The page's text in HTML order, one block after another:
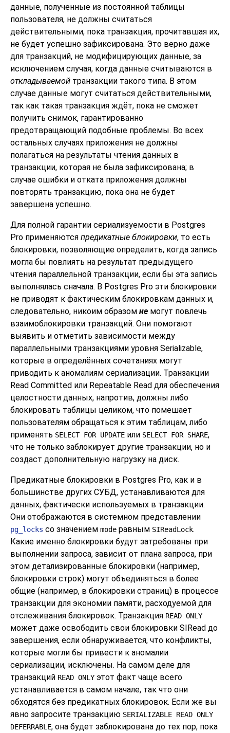
данные, полученные из постоянной таблицы
пользователя, не должны считаться
действительными, пока транзакция, прочитавшая их,
не будет успешно зафиксирована. Это верно даже
для транзакций, не модифицирующих данные, за
исключением случая, когда данные считываются в
откладываемой транзакции такого типа. В этом
случае данные могут считаться действительными,
так как такая транзакция ждёт, пока не сможет
получить снимок, гарантированно
предотвращающий подобные проблемы. Во всех
остальных случаях приложения не должны
полагаться на результаты чтения данных в
транзакции, которая не была зафиксирована; в
случае ошибки и отката приложения должны
повторять транзакцию, пока она не будет
завершена успешно.
Для полной гарантии сериализуемости в Postgres
Pro применяются предикатные блокировки, то есть
блокировки, позволяющие определить, когда запись
могла бы повлиять на результат предыдущего
чтения параллельной транзакции, если бы эта запись
выполнялась сначала. В Postgres Pro эти блокировки
не приводят к фактическим блокировкам данных и,
следовательно, никоим образом не могут повлечь
взаимоблокировки транзакций. Они помогают
выявить и отметить зависимости между
параллельными транзакциями уровня Serializable,
которые в определённых сочетаниях могут
приводить к аномалиям сериализации. Транзакции
Read Committed или Repeatable Read для обеспечения
целостности данных, напротив, должны либо
блокировать таблицы целиком, что помешает
пользователям обращаться к этим таблицам, либо
применять SELECT FOR UPDATE или SELECT FOR SHARE,
что не только заблокирует другие транзакции, но и
создаст дополнительную нагрузку на диск.
Предикатные блокировки в Postgres Pro, как и в
большинстве других СУБД, устанавливаются для
данных, фактически используемых в транзакции.
Они отображаются в системном представлении
pg_locks со значением mode равным SIReadLock.
Какие именно блокировки будут затребованы при
выполнении запроса, зависит от плана запроса, при
этом детализированные блокировки (например,
блокировки строк) могут объединяться в более
общие (например, в блокировки страниц) в процессе
транзакции для экономии памяти, расходуемой для
отслеживания блокировок. Транзакция READ ONLY
может даже освободить свои блокировки SIRead до
завершения, если обнаруживается, что конфликты,
которые могли бы привести к аномалии
сериализации, исключены. На самом деле для
транзакций READ ONLY этот факт чаще всего
устанавливается в самом начале, так что они
обходятся без предикатных блокировок. Если же вы
явно запросите транзакцию SERIALIZABLE READ ONLY
DEFERRABLE, она будет заблокирована до тех пор, пока